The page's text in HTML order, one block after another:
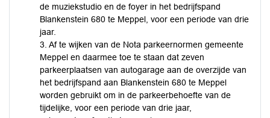
de muziekstudio en de foyer in het bedrijfspand
Blankenstein 680 te Meppel, voor een periode van drie
jaar.
3. Af te wijken van de Nota parkeernormen gemeente
Meppel en daarmee toe te staan dat zeven
parkeerplaatsen van autogarage aan de overzijde van
het bedrijfspand aan Blankenstein 680 te Meppel
worden gebruikt om in de parkeerbehoefte van de
tijdelijke, voor een periode van drie jaar,